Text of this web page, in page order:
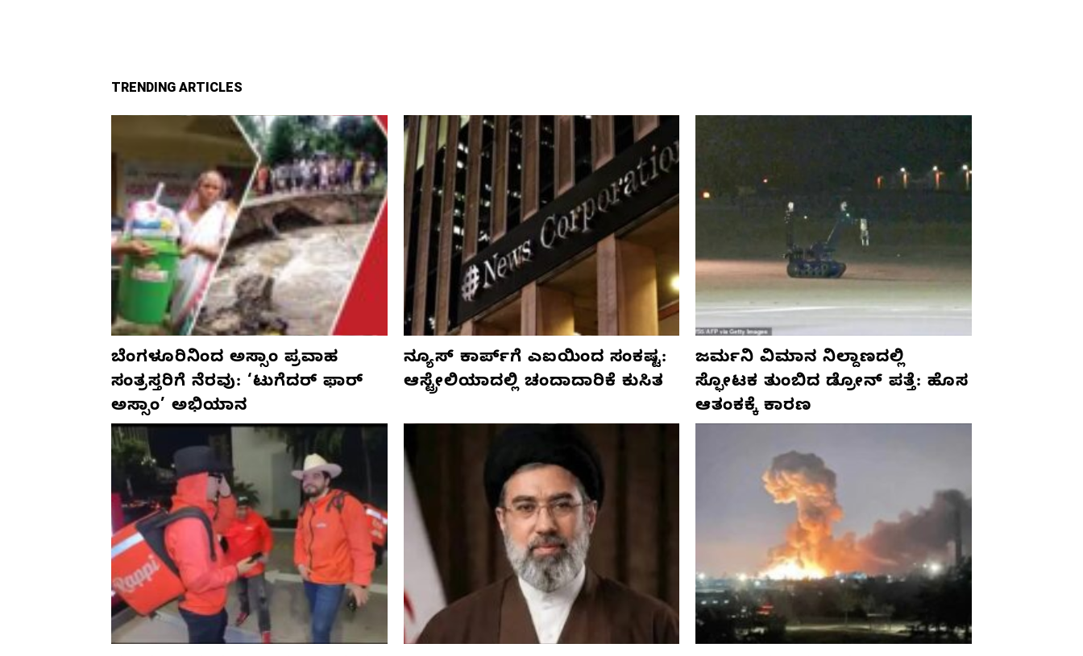
TRENDING ARTICLES
ಬೆಂಗಳೂರಿನಿಂದ ಅಸ್ಸಾಂ ಪ್ರವಾಹ
ಸಂತ್ರಸ್ತರಿಗೆ ನೆರವು: ‘ಟುಗೆದರ್ ಫಾರ್
ಅಸ್ಸಾಂ’ ಅಭಿಯಾನ
ನ್ಯೂಸ್ ಕಾರ್ಪ್‌ಗೆ ಎಐಯಿಂದ ಸಂಕಷ್ಟ:
ಆಸ್ಟ್ರೇಲಿಯಾದಲ್ಲಿ ಚಂದಾದಾರಿಕೆ ಕುಸಿತ
ಜರ್ಮನಿ ವಿಮಾನ ನಿಲ್ದಾಣದಲ್ಲಿ
ಸ್ಫೋಟಕ ತುಂಬಿದ ಡ್ರೋನ್ ಪತ್ತೆ: ಹೊಸ
ಆತಂಕಕ್ಕೆ ಕಾರಣ